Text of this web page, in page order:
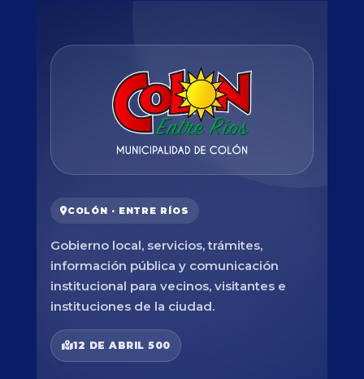
COLÓN · ENTRE RÍOS
Gobierno local, servicios, trámites,
información pública y comunicación
institucional para vecinos, visitantes e
instituciones de la ciudad.
12 DE ABRIL 500